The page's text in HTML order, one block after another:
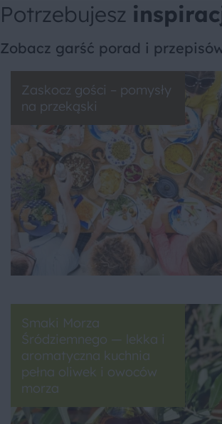
Potrzebujesz
Zobacz garść porad i
Zaskocz gości – pomysły
na przekąski
Smaki Morza
Śródziemnego — lekka i
aromatyczna kuchnia
pełna oliwek i owoców
morza